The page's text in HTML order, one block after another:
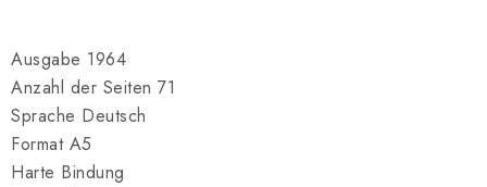
Kontakt FAQ Über uns
Geschäftsbedingungen
Ausgabe 1964
Anzahl der Seiten 71
Sprache Deutsch
Format A5
Harte Bindung